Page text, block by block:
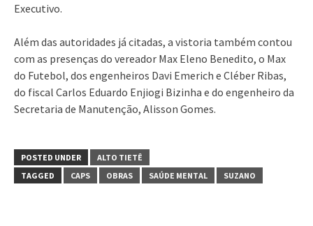
Executivo.
Além das autoridades já citadas, a vistoria também contou
com as presenças do vereador Max Eleno Benedito, o Max
do Futebol, dos engenheiros Davi Emerich e Cléber Ribas,
do fiscal Carlos Eduardo Enjiogi Bizinha e do engenheiro da
Secretaria de Manutenção, Alisson Gomes.
POSTED UNDER
ALTO TIETÊ
TAGGED
CAPS OBRAS SAÚDE MENTAL SUZANO